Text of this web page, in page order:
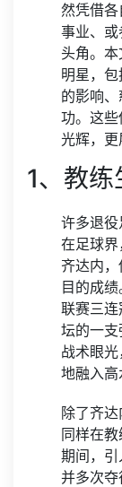
然凭借
事业、
头角。
明星，
的影响
功。这
光辉，更
1、教
许多退
在足球
齐达内
目的成
联赛三
坛的一
战术眼
地融入高
除了齐
同样在
期间，引
并多次